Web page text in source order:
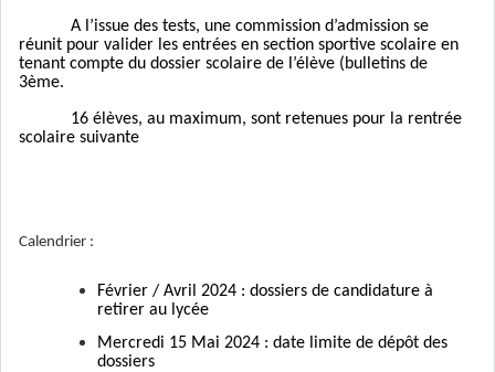
A l’issue des tests, une commission d’admission se
réunit pour valider les entrées en section sportive scolaire en
tenant compte du dossier scolaire de l’élève (bulletins de
3ème.
16 élèves, au maximum, sont retenues pour la rentrée
scolaire suivante
Calendrier :
Février / Avril 2024 : dossiers de candidature à
retirer au lycée
Mercredi 15 Mai 2024 : date limite de dépôt des
dossiers